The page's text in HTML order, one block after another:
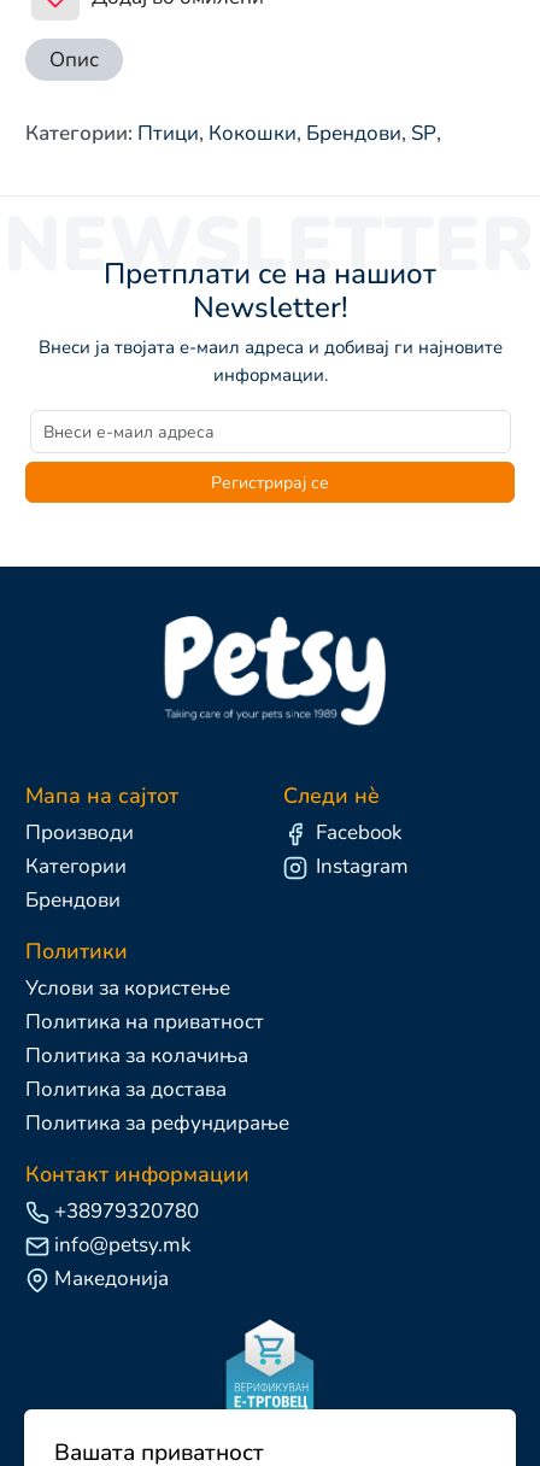
Вашата приватност
Опис
Категории: Птици, Кокошки, Брендови, SP,
NEWSLETTER
Претплати се на нашиот
Newsletter!
Внеси ја твојата е-маил адреса и добивај ги најновите
информации.
Регистрирај се
Мапа на сајтот
Производи
Категории
Брендови
Политики
Услови за користење
Политика на приватност
Политика за колачиња
Политика за достава
Политика за рефундирање
Контакт информации
+38979320780
info@petsy.mk
Македонија
Следи нè
Facebook
Instagram